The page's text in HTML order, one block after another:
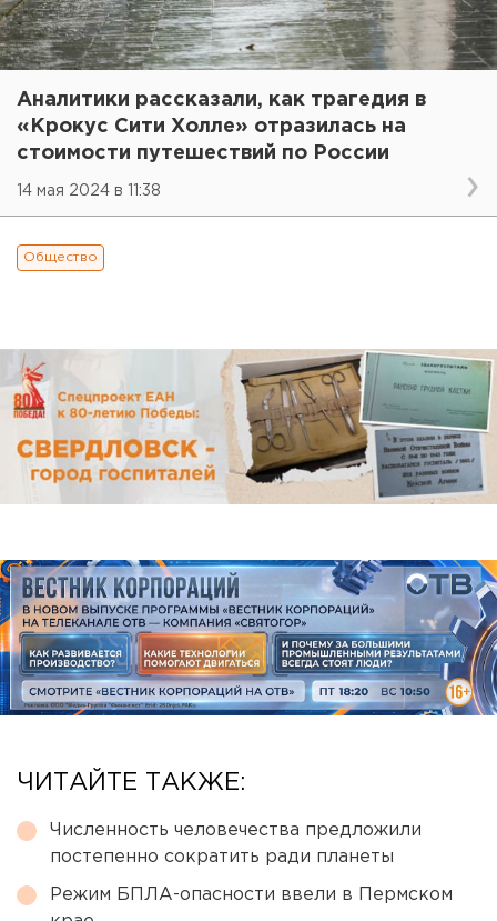
Аналитики рассказали, как трагедия в
«Крокус Сити Холле» отразилась на
стоимости путешествий по России
14 мая 2024 в 11:38
Общество
ЧИТАЙТЕ ТАКЖЕ:
Численность человечества предложили
постепенно сократить ради планеты
Режим БПЛА-опасности ввели в Пермском